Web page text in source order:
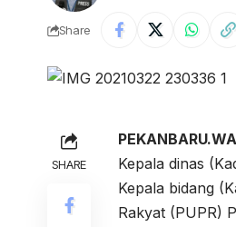
Share
SHARE
Kepala dinas
Kepala bidang
Rakyat (PUPR)